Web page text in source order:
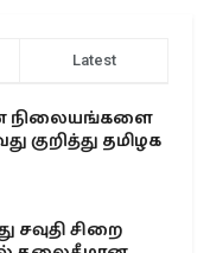
Latest
நிலையங்களை
குறித்து தமிழக
சவுதி சிறை